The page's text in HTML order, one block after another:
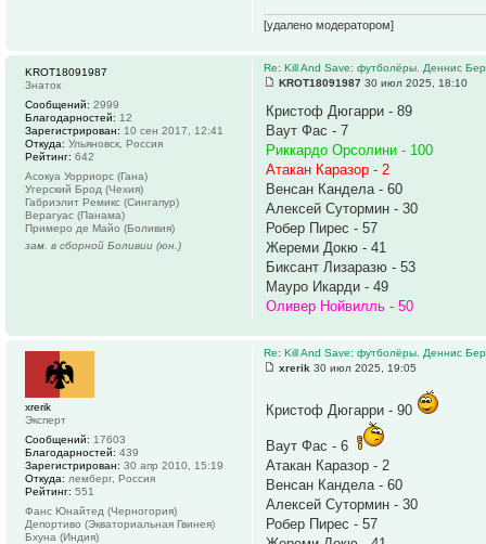
[удалено модератором]
Re: Kill And Save: футболёры. Деннис
KROT18091987 30 июл 2025, 18:10
Кристоф Дюгарри - 89
Ваут Фас - 7
Риккардо Орсолини - 100
Атакан Каразор - 2
Венсан Кандела - 60
Алексей Сутормин - 30
Робер Пирес - 57
Жереми Докю - 41
Биксант Лизаразю - 53
Мауро Икарди - 49
Оливер Нойвилль - 50
KROT18091987
Знаток
Сообщений: 2999
Благодарностей: 12
Зарегистрирован: 10 сен 2017, 12:41
Откуда: Ульяновск, Россия
Рейтинг: 642
Асокуа Уорриорс (Гана)
Угерский Брод (Чехия)
Габриэлит Ремикс (Сингапур)
Верагуас (Панама)
Примеро де Майо (Боливия)
зам. в сборной Боливии (юн.)
Re: Kill And Save: футболёры. Деннис
xrerik 30 июл 2025, 19:05
Кристоф Дюгарри - 90
Ваут Фас - 6
Атакан Каразор - 2
Венсан Кандела - 60
Алексей Сутормин - 30
Робер Пирес - 57
xrerik
Эксперт
Сообщений: 17603
Благодарностей: 439
Зарегистрирован: 30 апр 2010, 15:19
Откуда: лемберг, Россия
Рейтинг: 551
Фанс Юнайтед (Черногория)
Депортиво (Экваториальная Гвинея)
Бхуна (Индия)